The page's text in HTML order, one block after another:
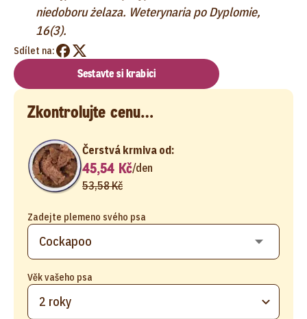
niedoboru żelaza. Weterynaria po Dyplomie,
16(3).
Sdílet na:
Sestavte si krabici
Zkontrolujte cenu…
Zadejte plemeno svého psa
Věk vašeho psa
2 roky
Čerstvá krmiva od:
45,54 Kč/den
53,58 Kč